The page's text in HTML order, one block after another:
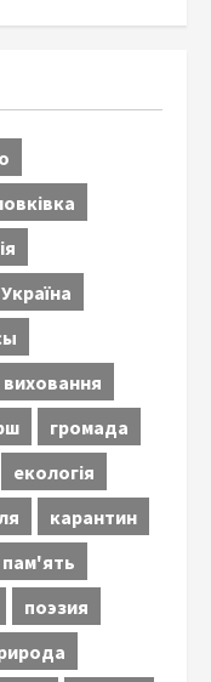
Україна
виховання
громада
екологія
карантин
пам'ять
поэзия